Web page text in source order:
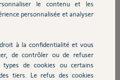
fil de discussion
le contenu et les
personnalisée et analyser
à la confidentialité et vous
de contrôler ou de refuser
types de cookies ou certains
tiers. Le refus des cookies